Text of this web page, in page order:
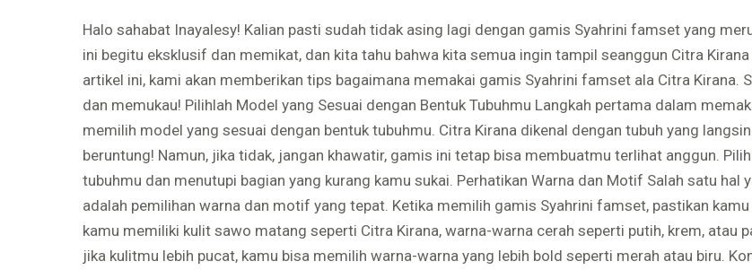
Halo sahabat Inayalesy! Kalian pasti sudah tidak asing lagi dengan gamis Syahrini famset yang
ini begitu eksklusif dan memikat, dan kita tahu bahwa kita semua ingin tampil seanggun Citra
artikel ini, kami akan memberikan tips bagaimana memakai gamis Syahrini famset ala Citra Kirana.
dan memukau! Pilihlah Model yang Sesuai dengan Bentuk Tubuhmu Langkah pertama dalam
memilih model yang sesuai dengan bentuk tubuhmu. Citra Kirana dikenal dengan tubuh yang
beruntung! Namun, jika tidak, jangan khawatir, gamis ini tetap bisa membuatmu terlihat anggun.
tubuhmu dan menutupi bagian yang kurang kamu sukai. Perhatikan Warna dan Motif Salah satu
adalah pemilihan warna dan motif yang tepat. Ketika memilih gamis Syahrini famset, pastikan
kamu memiliki kulit sawo matang seperti Citra Kirana, warna-warna cerah seperti putih, krem, atau
jika kulitmu lebih pucat, kamu bisa memilih warna-warna yang lebih bold seperti merah atau biru.